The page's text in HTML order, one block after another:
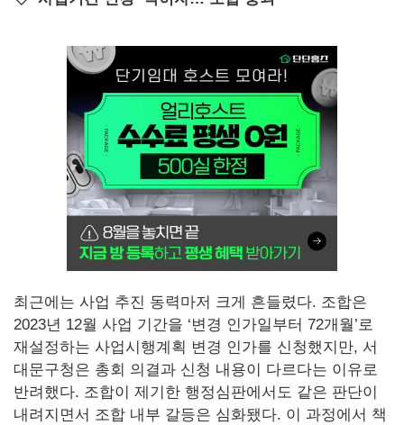
최근에는 사업 추진 동력마저 크게 흔들렸다. 조합은
2023년 12월 사업 기간을 ‘변경 인가일부터 72개월’로
재설정하는 사업시행계획 변경 인가를 신청했지만, 서
대문구청은 총회 의결과 신청 내용이 다르다는 이유로
반려했다. 조합이 제기한 행정심판에서도 같은 판단이
내려지면서 조합 내부 갈등은 심화됐다. 이 과정에서 책